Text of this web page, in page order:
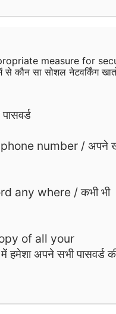
measure for
कौन सा सोशल नेटवर्किंग
number / अपने
any where / कभी भी
of all your
अपने सभी पासवर्ड